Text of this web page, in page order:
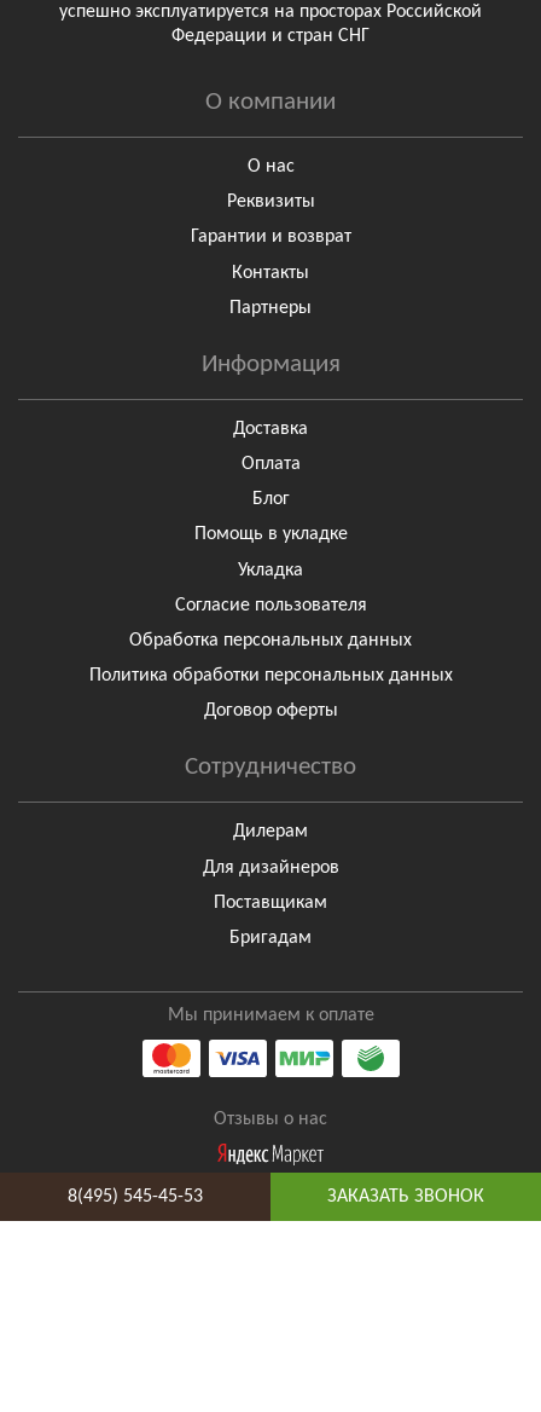
успешно эксплуатируется на просторах Российской
Федерации и стран СНГ
О компании
О нас
Реквизиты
Гарантии и возврат
Контакты
Партнеры
Информация
Доставка
Оплата
Блог
Помощь в укладке
Укладка
Согласие пользователя
Обработка персональных данных
Политика обработки персональных данных
Договор оферты
Сотрудничество
Дилерам
Для дизайнеров
Поставщикам
Бригадам
Мы принимаем к оплате
Отзывы о нас
8(495) 545-45-53 ЗАКАЗАТЬ ЗВОНОК